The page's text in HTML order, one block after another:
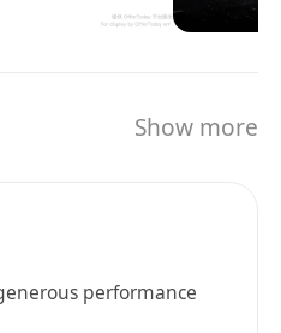
Show more
performance